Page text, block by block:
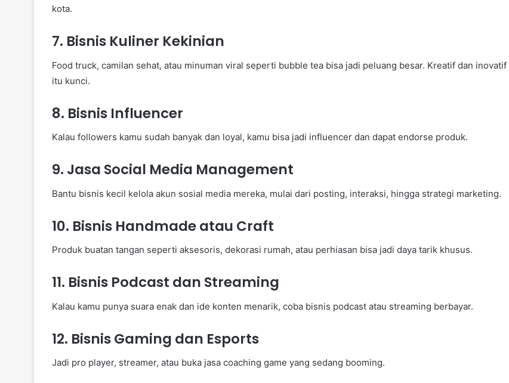
kota.
7. Bisnis Kuliner Kekinian
Food truck, camilan sehat, atau minuman viral seperti bubble tea bisa jadi peluang besar. Kreatif dan inovatif
itu kunci.
8. Bisnis Influencer
Kalau followers kamu sudah banyak dan loyal, kamu bisa jadi influencer dan dapat endorse produk.
9. Jasa Social Media Management
Bantu bisnis kecil kelola akun sosial media mereka, mulai dari posting, interaksi, hingga strategi marketing.
10. Bisnis Handmade atau Craft
Produk buatan tangan seperti aksesoris, dekorasi rumah, atau perhiasan bisa jadi daya tarik khusus.
11. Bisnis Podcast dan Streaming
Kalau kamu punya suara enak dan ide konten menarik, coba bisnis podcast atau streaming berbayar.
12. Bisnis Gaming dan Esports
Jadi pro player, streamer, atau buka jasa coaching game yang sedang booming.